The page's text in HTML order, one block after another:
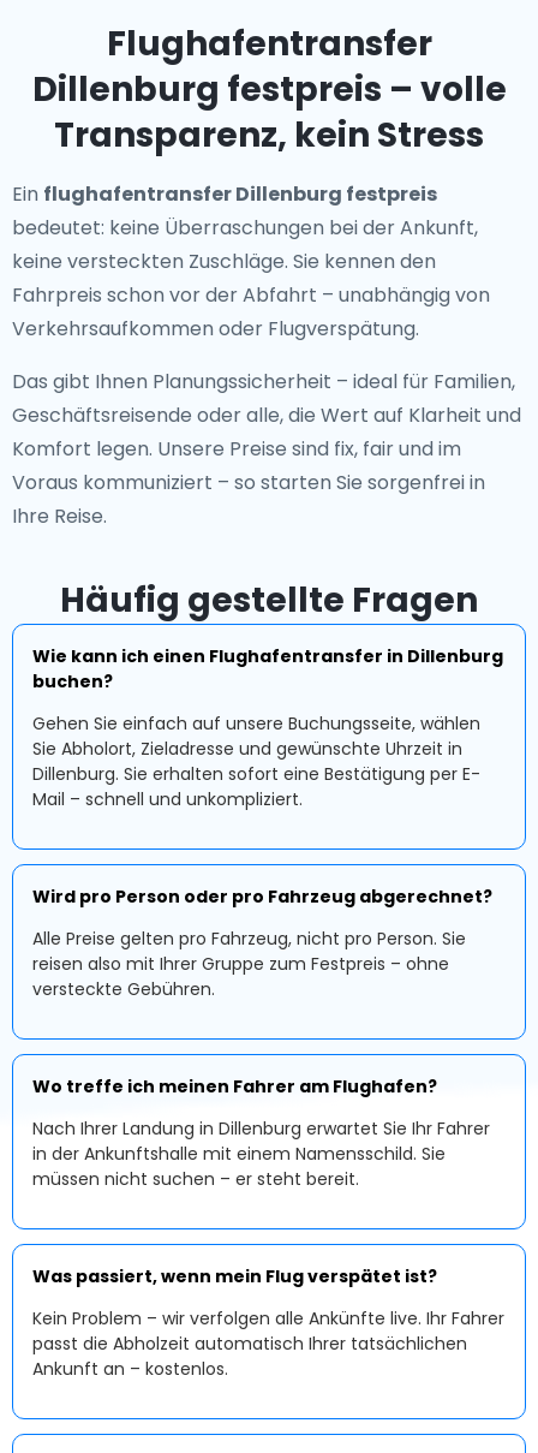
Flughafentransfer
Dillenburg festpreis – volle
Transparenz, kein Stress
Ein flughafentransfer Dillenburg festpreis
bedeutet: keine Überraschungen bei der Ankunft,
keine versteckten Zuschläge. Sie kennen den
Fahrpreis schon vor der Abfahrt – unabhängig von
Verkehrsaufkommen oder Flugverspätung.
Das gibt Ihnen Planungssicherheit – ideal für Familien,
Geschäftsreisende oder alle, die Wert auf Klarheit und
Komfort legen. Unsere Preise sind fix, fair und im
Voraus kommuniziert – so starten Sie sorgenfrei in
Ihre Reise.
Häufig gestellte Fragen
Wie kann ich einen Flughafentransfer in Dillenburg
buchen?
Gehen Sie einfach auf unsere Buchungsseite, wählen
Sie Abholort, Zieladresse und gewünschte Uhrzeit in
Dillenburg. Sie erhalten sofort eine Bestätigung per E-
Mail – schnell und unkompliziert.
Wird pro Person oder pro Fahrzeug abgerechnet?
Alle Preise gelten pro Fahrzeug, nicht pro Person. Sie
reisen also mit Ihrer Gruppe zum Festpreis – ohne
versteckte Gebühren.
Wo treffe ich meinen Fahrer am Flughafen?
Nach Ihrer Landung in Dillenburg erwartet Sie Ihr Fahrer
in der Ankunftshalle mit einem Namensschild. Sie
müssen nicht suchen – er steht bereit.
Was passiert, wenn mein Flug verspätet ist?
Kein Problem – wir verfolgen alle Ankünfte live. Ihr Fahrer
passt die Abholzeit automatisch Ihrer tatsächlichen
Ankunft an – kostenlos.